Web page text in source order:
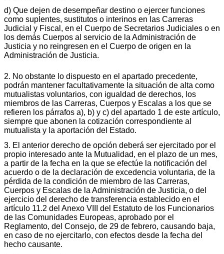
d) Que dejen de desempeñar destino o ejercer funciones
como suplentes, sustitutos o interinos en las Carreras
Judicial y Fiscal, en el Cuerpo de Secretarios Judiciales o en
los demás Cuerpos al servicio de la Administración de
Justicia y no reingresen en el Cuerpo de origen en la
Administración de Justicia.
2. No obstante lo dispuesto en el apartado precedente,
podrán mantener facultativamente la situación de alta como
mutualistas voluntarios, con igualdad de derechos, los
miembros de las Carreras, Cuerpos y Escalas a los que se
refieren los párrafos a), b) y c) del apartado 1 de este artículo,
siempre que abonen la cotización correspondiente al
mutualista y la aportación del Estado.
3. El anterior derecho de opción deberá ser ejercitado por el
propio interesado ante la Mutualidad, en el plazo de un mes,
a partir de la fecha en la que se efectúe la notificación del
acuerdo o de la declaración de excedencia voluntaria, de la
pérdida de la condición de miembro de las Carreras,
Cuerpos y Escalas de la Administración de Justicia, o del
ejercicio del derecho de transferencia establecido en el
artículo 11.2 del Anexo VIII del Estatuto de los Funcionarios
de las Comunidades Europeas, aprobado por el
Reglamento, del Consejo, de 29 de febrero, causando baja,
en caso de no ejercitarlo, con efectos desde la fecha del
hecho causante.